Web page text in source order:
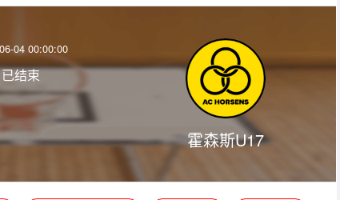
04 00:00:00
已结束
霍森斯U17